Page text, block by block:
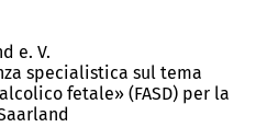
e. V.
specialistica sul tema
fetale» (FASD) per la